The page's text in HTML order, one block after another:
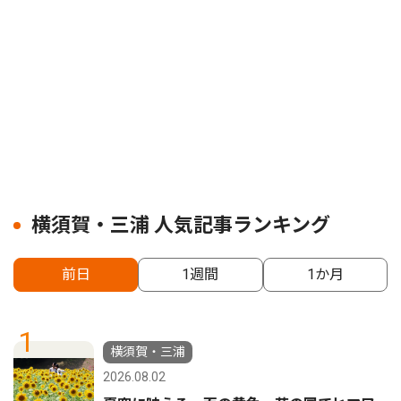
横須賀・三浦 人気記事ランキング
前日 1週間 1か月
1
横須賀・三浦
2026.08.02